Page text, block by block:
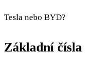
Tesla nebo BYD?
Základní čísla